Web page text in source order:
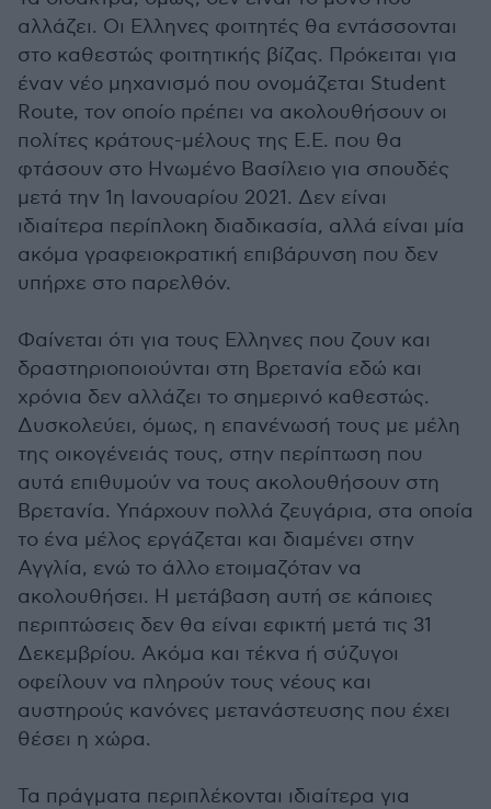
αλλάζει. Οι Ελληνες φοιτητές θα εντάσσονται
στο καθεστώς φοιτητικής βίζας. Πρόκειται για
έναν νέο μηχανισμό που ονομάζεται Student
Route, τον οποίο πρέπει να ακολουθήσουν οι
πολίτες κράτους-μέλους της Ε.Ε. που θα
φτάσουν στο Ηνωμένο Βασίλειο για σπουδές
μετά την 1η Ιανουαρίου 2021. Δεν είναι
ιδιαίτερα περίπλοκη διαδικασία, αλλά είναι μία
ακόμα γραφειοκρατική επιβάρυνση που δεν
υπήρχε στο παρελθόν.
Φαίνεται ότι για τους Ελληνες που ζουν και
δραστηριοποιούνται στη Βρετανία εδώ και
χρόνια δεν αλλάζει το σημερινό καθεστώς.
Δυσκολεύει, όμως, η επανένωσή τους με μέλη
της οικογένειάς τους, στην περίπτωση που
αυτά επιθυμούν να τους ακολουθήσουν στη
Βρετανία. Υπάρχουν πολλά ζευγάρια, στα οποία
το ένα μέλος εργάζεται και διαμένει στην
Αγγλία, ενώ το άλλο ετοιμαζόταν να
ακολουθήσει. Η μετάβαση αυτή σε κάποιες
περιπτώσεις δεν θα είναι εφικτή μετά τις 31
Δεκεμβρίου. Ακόμα και τέκνα ή σύζυγοι
οφείλουν να πληρούν τους νέους και
αυστηρούς κανόνες μετανάστευσης που έχει
θέσει η χώρα.
Τα πράγματα περιπλέκονται ιδιαίτερα για